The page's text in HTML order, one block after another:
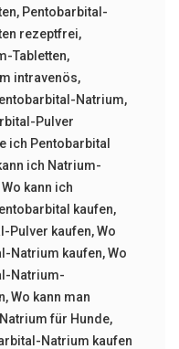
, Pentobarbital-
rezeptfrei,
Tabletten,
intravenös,
Natrium,
Pulver
ich Pentobarbital
ich Natrium-
Wo kann ich
kaufen,
Pulver kaufen,Wo
Natrium kaufen,Wo
Natrium-
,Wo kann man
für Hunde,
Natrium kaufen